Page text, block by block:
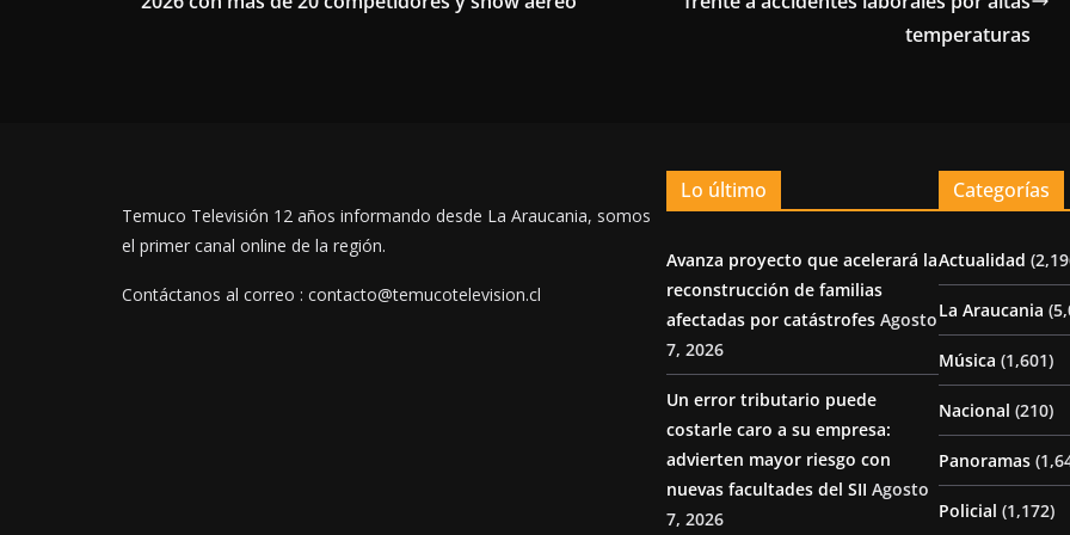
temperaturas
Temuco Televisión 12 años informando desde La Araucania, somos
el primer canal online de la región.
Contáctanos al correo : contacto@temucotelevision.cl
Lo último
Avanza proyecto que acelerará la
reconstrucción de familias
afectadas por catástrofes Agosto
7, 2026
Un error tributario puede
costarle caro a su empresa:
advierten mayor riesgo con
nuevas facultades del SII Agosto
7, 2026
Categorías
Actualidad
La Araucania
Música (1,601)
Nacional (210)
Panoramas
Policial (1,172)